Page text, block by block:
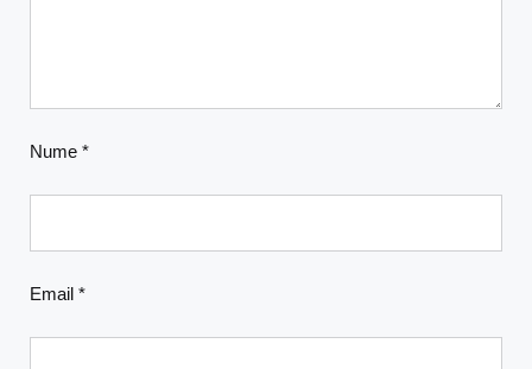
Nume *
Email *